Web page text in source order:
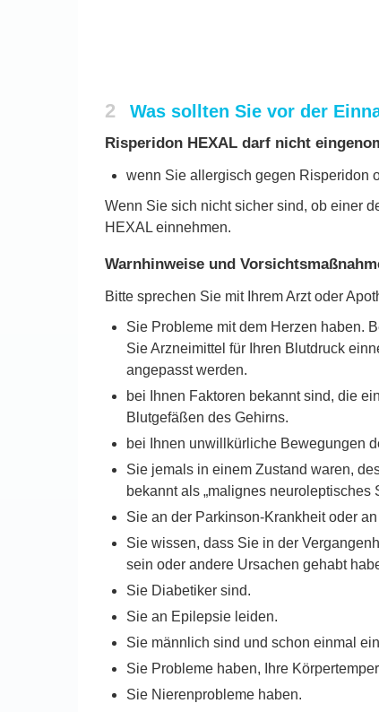
2 Was sollten Sie vor der
Risperidon HEXAL darf nicht
wenn Sie allergisch gegen Risperidon
Wenn Sie sich nicht sicher sind, ob einer
HEXAL einnehmen.
Warnhinweise und
Bitte sprechen Sie mit Ihrem Arzt oder
Sie Probleme mit dem Herzen haben.
Sie Arzneimittel für Ihren Blutdruck
angepasst werden.
bei Ihnen Faktoren bekannt sind, die
Blutgefäßen des Gehirns.
bei Ihnen unwillkürliche Bewegungen
Sie jemals in einem Zustand waren,
bekannt als „malignes neuroleptisches
Sie an der Parkinson-Krankheit oder
Sie wissen, dass Sie in der
sein oder andere Ursachen gehabt
Sie Diabetiker sind.
Sie an Epilepsie leiden.
Sie männlich sind und schon einmal
Sie Probleme haben, Ihre
Sie Nierenprobleme haben.